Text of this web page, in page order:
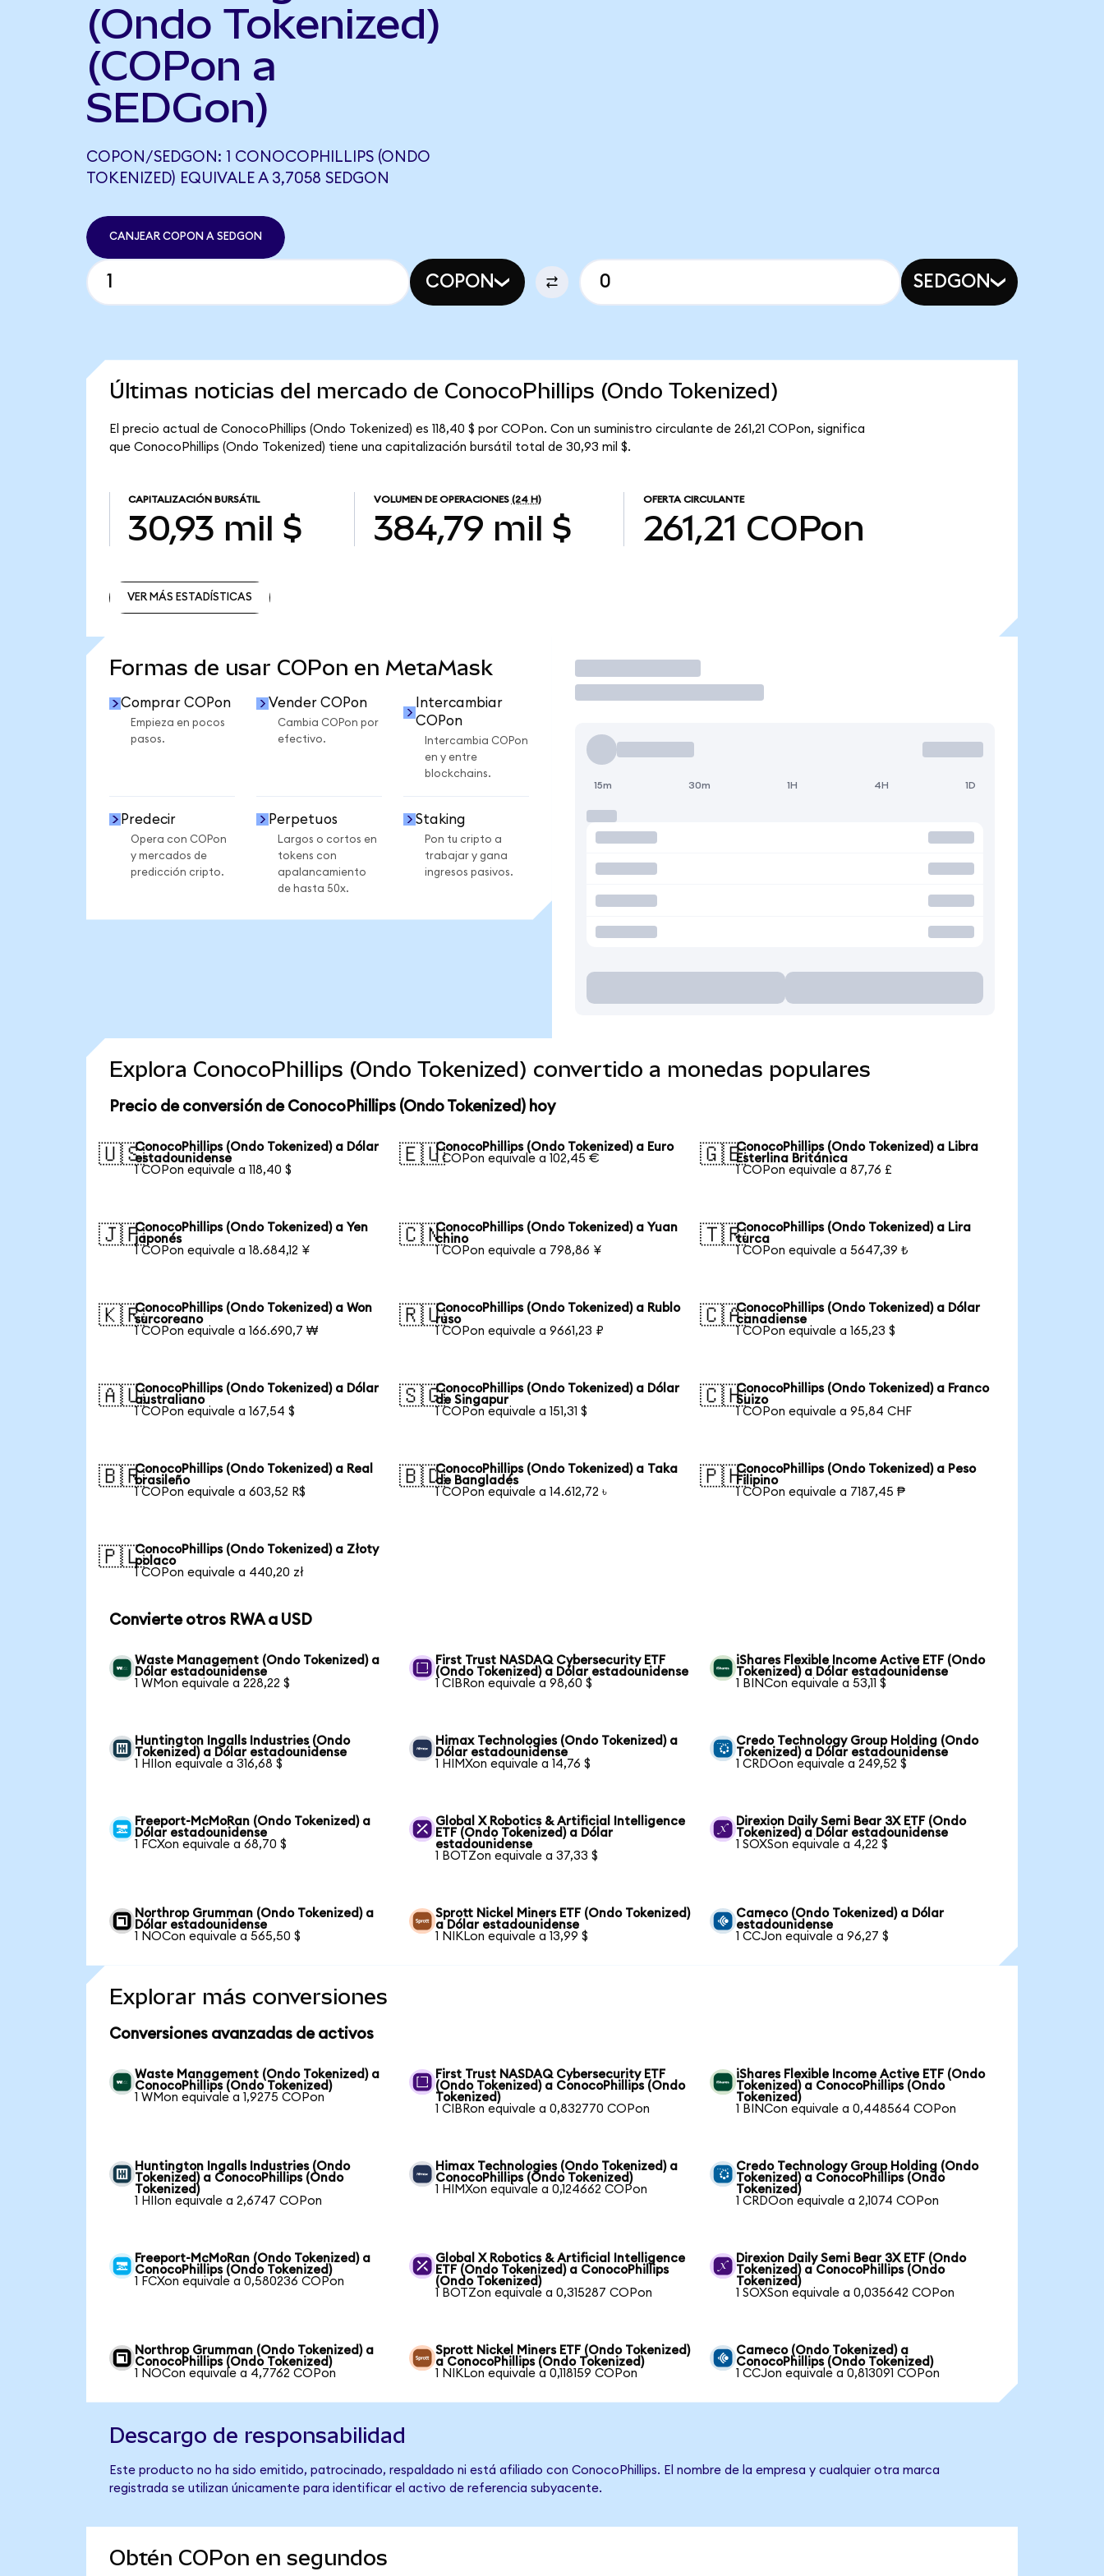
(Ondo Tokenized)
(COPon a
SEDGon)
COPON/SEDGON: 1 CONOCOPHILLIPS (ONDO
TOKENIZED) EQUIVALE A 3,7058 SEDGON
CANJEAR COPON A SEDGON
COPON SEDGON
Últimas noticias del mercado de ConocoPhillips (Ondo Tokenized)
El precio actual de ConocoPhillips (Ondo Tokenized) es 118,40 $ por COPon. Con un suministro circulante de 261,21 COPon, significa
que ConocoPhillips (Ondo Tokenized) tiene una capitalización bursátil total de 30,93 mil $.
CAPITALIZACIÓN BURSÁTIL
30,93 mil $
VOLUMEN DE OPERACIONES (24 H)
384,79 mil $
OFERTA CIRCULANTE
261,21 COPon
VER MÁS ESTADÍSTICAS
Formas de usar COPon en MetaMask
Comprar COPon
Empieza en pocos
pasos.
Vender COPon
Cambia COPon por
efectivo.
Intercambiar
COPon
Intercambia COPon
en y entre
blockchains.
Predecir
Opera con COPon
y mercados de
predicción cripto.
Perpetuos
Largos o cortos en
tokens con
apalancamiento
de hasta 50x.
Staking
Pon tu cripto a
trabajar y gana
ingresos pasivos.
Operar
15m 30m 1H 4H 1D
Explora ConocoPhillips (Ondo Tokenized) convertido a monedas populares
Precio de conversión de ConocoPhillips (Ondo Tokenized) hoy
🇺🇸ConocoPhillips (Ondo Tokenized) a Dólar
estadounidense
1 COPon equivale a 118,40 $
🇪🇺ConocoPhillips (Ondo Tokenized) a Euro
1 COPon equivale a 102,45 €
🇬🇧ConocoPhillips (Ondo Tokenized) a Libra
Esterlina Británica
1 COPon equivale a 87,76 £
🇯🇵ConocoPhillips (Ondo Tokenized) a Yen
japonés
1 COPon equivale a 18.684,12 ¥
🇨🇳ConocoPhillips (Ondo Tokenized) a Yuan
chino
1 COPon equivale a 798,86 ¥
🇹🇷ConocoPhillips (Ondo Tokenized) a Lira
turca
1 COPon equivale a 5647,39 ₺
🇰🇷ConocoPhillips (Ondo Tokenized) a Won
surcoreano
1 COPon equivale a 166.690,7 ₩
🇷🇺ConocoPhillips (Ondo Tokenized) a Rublo
ruso
1 COPon equivale a 9661,23 ₽
🇨🇦ConocoPhillips (Ondo Tokenized) a Dólar
canadiense
1 COPon equivale a 165,23 $
🇦🇺ConocoPhillips (Ondo Tokenized) a Dólar
australiano
1 COPon equivale a 167,54 $
🇸🇬ConocoPhillips (Ondo Tokenized) a Dólar
de Singapur
1 COPon equivale a 151,31 $
🇨🇭ConocoPhillips (Ondo Tokenized) a Franco
Suizo
1 COPon equivale a 95,84 CHF
🇧🇷ConocoPhillips (Ondo Tokenized) a Real
brasileño
1 COPon equivale a 603,52 R$
🇧🇩ConocoPhillips (Ondo Tokenized) a Taka
de Bangladés
1 COPon equivale a 14.612,72 ৳
🇵🇭ConocoPhillips (Ondo Tokenized) a Peso
Filipino
1 COPon equivale a 7187,45 ₱
🇵🇱ConocoPhillips (Ondo Tokenized) a Złoty
polaco
1 COPon equivale a 440,20 zł
Convierte otros RWA a USD
Waste Management (Ondo Tokenized) a
Dólar estadounidense
1 WMon equivale a 228,22 $
First Trust NASDAQ Cybersecurity ETF
(Ondo Tokenized) a Dólar estadounidense
1 CIBRon equivale a 98,60 $
iShares Flexible Income Active ETF (Ondo
Tokenized) a Dólar estadounidense
1 BINCon equivale a 53,11 $
Huntington Ingalls Industries (Ondo
Tokenized) a Dólar estadounidense
1 HIIon equivale a 316,68 $
Himax Technologies (Ondo Tokenized) a
Dólar estadounidense
1 HIMXon equivale a 14,76 $
Credo Technology Group Holding (Ondo
Tokenized) a Dólar estadounidense
1 CRDOon equivale a 249,52 $
Freeport-McMoRan (Ondo Tokenized) a
Dólar estadounidense
1 FCXon equivale a 68,70 $
Global X Robotics & Artificial Intelligence
ETF (Ondo Tokenized) a Dólar
estadounidense
1 BOTZon equivale a 37,33 $
Direxion Daily Semi Bear 3X ETF (Ondo
Tokenized) a Dólar estadounidense
1 SOXSon equivale a 4,22 $
Northrop Grumman (Ondo Tokenized) a
Dólar estadounidense
1 NOCon equivale a 565,50 $
Sprott Nickel Miners ETF (Ondo Tokenized)
a Dólar estadounidense
1 NIKLon equivale a 13,99 $
Cameco (Ondo Tokenized) a Dólar
estadounidense
1 CCJon equivale a 96,27 $
Explorar más conversiones
Conversiones avanzadas de activos
Waste Management (Ondo Tokenized) a
ConocoPhillips (Ondo Tokenized)
1 WMon equivale a 1,9275 COPon
First Trust NASDAQ Cybersecurity ETF
(Ondo Tokenized) a ConocoPhillips (Ondo
Tokenized)
1 CIBRon equivale a 0,832770 COPon
iShares Flexible Income Active ETF (Ondo
Tokenized) a ConocoPhillips (Ondo
Tokenized)
1 BINCon equivale a 0,448564 COPon
Huntington Ingalls Industries (Ondo
Tokenized) a ConocoPhillips (Ondo
Tokenized)
1 HIIon equivale a 2,6747 COPon
Himax Technologies (Ondo Tokenized) a
ConocoPhillips (Ondo Tokenized)
1 HIMXon equivale a 0,124662 COPon
Credo Technology Group Holding (Ondo
Tokenized) a ConocoPhillips (Ondo
Tokenized)
1 CRDOon equivale a 2,1074 COPon
Freeport-McMoRan (Ondo Tokenized) a
ConocoPhillips (Ondo Tokenized)
1 FCXon equivale a 0,580236 COPon
Global X Robotics & Artificial Intelligence
ETF (Ondo Tokenized) a ConocoPhillips
(Ondo Tokenized)
1 BOTZon equivale a 0,315287 COPon
Direxion Daily Semi Bear 3X ETF (Ondo
Tokenized) a ConocoPhillips (Ondo
Tokenized)
1 SOXSon equivale a 0,035642 COPon
Northrop Grumman (Ondo Tokenized) a
ConocoPhillips (Ondo Tokenized)
1 NOCon equivale a 4,7762 COPon
Sprott Nickel Miners ETF (Ondo Tokenized)
a ConocoPhillips (Ondo Tokenized)
1 NIKLon equivale a 0,118159 COPon
Cameco (Ondo Tokenized) a
ConocoPhillips (Ondo Tokenized)
1 CCJon equivale a 0,813091 COPon
Descargo de responsabilidad
Este producto no ha sido emitido, patrocinado, respaldado ni está afiliado con ConocoPhillips. El nombre de la empresa y cualquier otra marca
registrada se utilizan únicamente para identificar el activo de referencia subyacente.
Obtén COPon en segundos